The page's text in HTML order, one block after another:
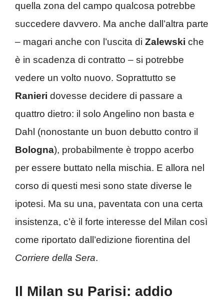
quella zona del campo qualcosa potrebbe
succedere davvero. Ma anche dall’altra parte
– magari anche con l’uscita di Zalewski che
è in scadenza di contratto – si potrebbe
vedere un volto nuovo. Soprattutto se
Ranieri dovesse decidere di passare a
quattro dietro: il solo Angelino non basta e
Dahl (nonostante un buon debutto contro il
Bologna), probabilmente è troppo acerbo
per essere buttato nella mischia. E allora nel
corso di questi mesi sono state diverse le
ipotesi. Ma su una, paventata con una certa
insistenza, c’è il forte interesse del Milan così
come riportato dall’edizione fiorentina del
Corriere della Sera.
Il Milan su Parisi: addio